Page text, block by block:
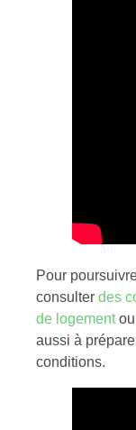
Pour
consulter des
de logementou
aussi à
conditions.